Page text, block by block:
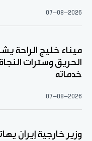
07-08-2026
ميناء خليج الراحة
الحريق وسترات
خدماته
07-08-2026
وزير خارجية إيران